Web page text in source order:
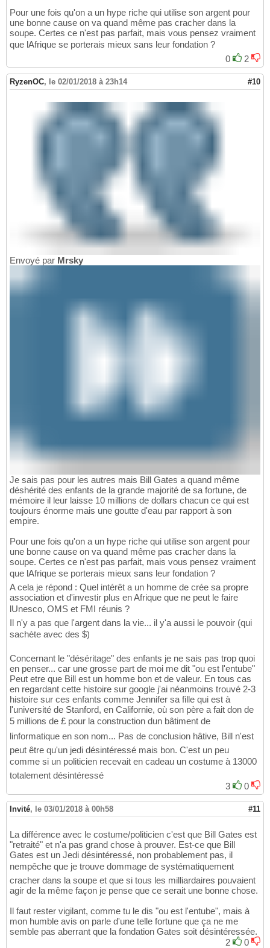
Pour une fois qu'on a un hype riche qui utilise son argent pour
une bonne cause on va quand même pas cracher dans la
soupe. Certes ce n'est pas parfait, mais vous pensez vraiment
que lAfrique se porterais mieux sans leur fondation ?
0
2
RyzenOC, le 02/01/2018 à 23h14 #10
Envoyé par Mrsky
Je sais pas pour les autres mais Bill Gates a quand même
déshérité des enfants de la grande majorité de sa fortune, de
mémoire il leur laisse 10 millions de dollars chacun ce qui est
toujours énorme mais une goutte d'eau par rapport à son
empire.
Pour une fois qu'on a un hype riche qui utilise son argent pour
une bonne cause on va quand même pas cracher dans la
soupe. Certes ce n'est pas parfait, mais vous pensez vraiment
que lAfrique se porterais mieux sans leur fondation ?
A cela je répond : Quel intérêt a un homme de crée sa propre
association et d'investir plus en Afrique que ne peut le faire
lUnesco, OMS et FMI réunis ?
Il n'y a pas que l'argent dans la vie... il y'a aussi le pouvoir (qui
sachète avec des $)
Concernant le "déséritage" des enfants je ne sais pas trop quoi
en penser... car une grosse part de moi me dit "ou est l'entube"
Peut etre que Bill est un homme bon et de valeur. En tous cas
en regardant cette histoire sur google j'ai néanmoins trouvé 2-3
histoire sur ces enfants comme Jennifer sa fille qui est à
l'université de Stanford, en Californie, où son père a fait don de
5 millions de £ pour la construction dun bâtiment de
linformatique en son nom... Pas de conclusion hâtive, Bill n'est
peut être qu'un jedi désintéressé mais bon. C'est un peu
comme si un politicien recevait en cadeau un costume à 13000
totalement désintéressé
3
0
Invité, le 03/01/2018 à 00h58 #11
La différence avec le costume/politicien c'est que Bill Gates est
"retraité" et n'a pas grand chose à prouver. Est-ce que Bill
Gates est un Jedi désintéressé, non probablement pas, il
nempêche que je trouve dommage de systématiquement
cracher dans la soupe et que si tous les milliardaires pouvaient
agir de la même façon je pense que ce serait une bonne chose.
Il faut rester vigilant, comme tu le dis "ou est l'entube", mais à
mon humble avis on parle d'une telle fortune que ça ne me
semble pas aberrant que la fondation Gates soit désintéressée.
2
0